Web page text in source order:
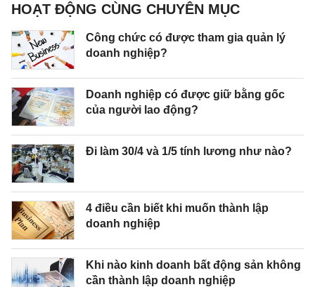
HOẠT ĐỘNG CÙNG CHUYÊN MỤC
Công chức có được tham gia quản lý
doanh nghiệp?
Doanh nghiệp có được giữ bằng gốc
của người lao động?
Đi làm 30/4 và 1/5 tính lương như nào?
4 điều cần biết khi muốn thành lập
doanh nghiệp
Khi nào kinh doanh bất động sản không
cần thành lập doanh nghiệp